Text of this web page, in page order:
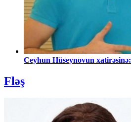
Ceyhun Hüseynovun xatirəsinə:
Fləş